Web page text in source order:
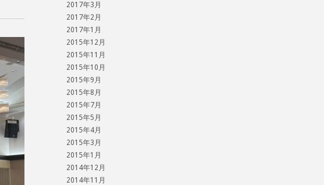
2017年3月
2017年2月
2017年1月
2015年12月
2015年11月
2015年10月
2015年9月
2015年8月
2015年7月
2015年5月
2015年4月
2015年3月
2015年1月
2014年12月
2014年11月